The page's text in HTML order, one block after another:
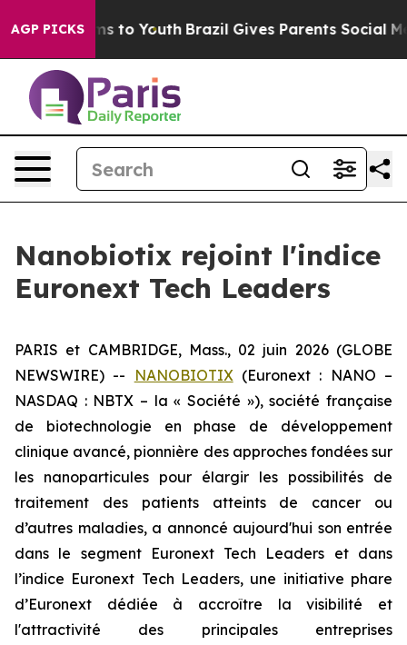
AGP PICKS
Harms to Youth Brazil Gives Parents Social Media
Nanobiotix rejoint l'indice
Euronext Tech Leaders
PARIS et CAMBRIDGE, Mass., 02 juin 2026 (GLOBE
NEWSWIRE) --
NANOBIOTIX(Euronext : NANO –
NASDAQ : NBTX – la « Société »), société française
de biotechnologie en phase de développement
clinique avancé, pionnière des approches fondées sur
les nanoparticules pour élargir les possibilités de
traitement des patients atteints de cancer ou
d’autres maladies, a annoncé aujourd'hui son entrée
dans le segment Euronext Tech Leaders et dans
l’indice Euronext Tech Leaders, une initiative phare
d’Euronext dédiée à accroître la visibilité et
l'attractivité des principales entreprises